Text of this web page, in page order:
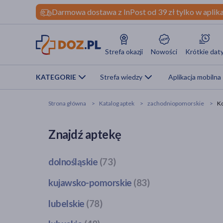
Darmowa dostawa z InPost od 39 zł tylko w
Strefa okazji Nowości Krótkie
KATEGORIE Strefa wiedzy Aplikacja mobilna
Strona główna Katalog aptek zachodniopomorskie
Znajdź aptekę
dolnośląskie (73)
Bogatynia(1)
Głogów (3)
kujawsko-pomorskie (83)
Bobrowo(1)
lubelskie (78)